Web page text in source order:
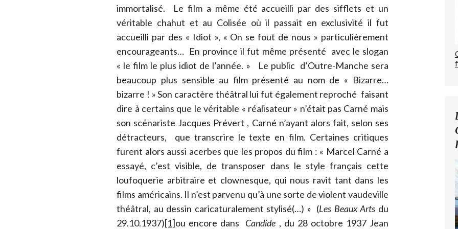
immortalisé. Le film a même été accueilli par des sifflets et un
véritable chahut et au Colisée où il passait en exclusivité il fut
accueilli par des « Idiot », « On se fout de nous » particulièrement
encourageants… En province il fut même présenté avec le slogan
« le film le plus idiot de l’année. » Le public d’Outre-Manche sera
beaucoup plus sensible au film présenté au nom de « Bizarre…
bizarre ! » Son caractère théâtral lui fut également reproché faisant
dire à certains que le véritable « réalisateur » n’était pas Carné mais
son scénariste Jacques Prévert , Carné n’ayant alors fait, selon ses
détracteurs, que transcrire le texte en film. Certaines critiques
furent alors aussi acerbes que les propos du film : « Marcel Carné a
essayé, c’est visible, de transposer dans le style français cette
loufoquerie arbitraire et clownesque, qui nous ravit tant dans les
films américains. Il n’est parvenu qu’à une sorte de violent vaudeville
théâtral, au dessin caricaturalement stylisé(…) » (Les Beaux Arts du
29.10.1937)[1]ou encore dans Candide , du 28 octobre 1937 Jean